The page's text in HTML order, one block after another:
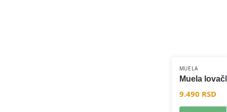
MUELA
Muela
9.490 RSD